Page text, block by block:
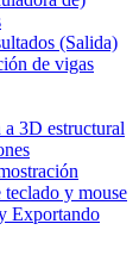
(Salida)
de vigas
3D estructural
teclado y mouse
Exportando